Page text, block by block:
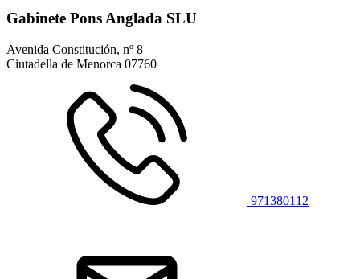
Gabinete Pons Anglada SLU
Avenida Constitución, nº 8
Ciutadella de Menorca 07760
971380112